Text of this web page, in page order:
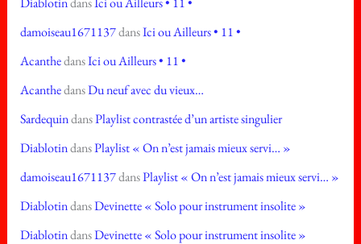
damoiseau1671137dansIci ou Ailleurs • 11 •
AcanthedansIci ou Ailleurs • 11 •
AcanthedansDu neuf avec du vieux…
SardequindansPlaylist contrastée d’un artiste singulier
DiablotindansPlaylist « On n’est jamais mieux servi… »
damoiseau1671137dansPlaylist « On n’est jamais mieux servi… »
DiablotindansDevinette « Solo pour instrument insolite »
DiablotindansDevinette « Solo pour instrument insolite »